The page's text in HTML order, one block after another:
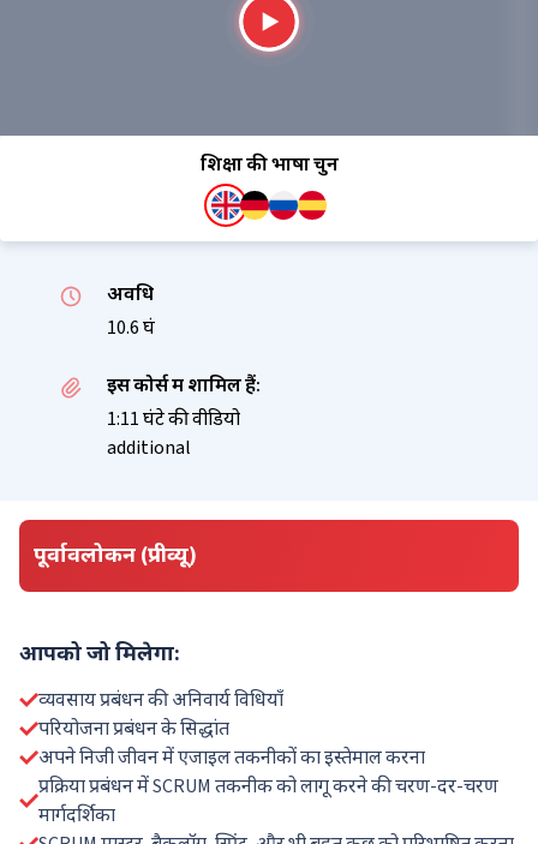
शिक्षा की भाषा चुनें
अवधि
10.6 घं
इस कोर्स में शामिल हैं:
1:11 घंटे की वीडियो
additional
पूर्वावलोकन (प्रीव्यू)
आपको जो मिलेगा:
व्यवसाय प्रबंधन की अनिवार्य विधियाँ
परियोजना प्रबंधन के सिद्धांत
अपने निजी जीवन में एजाइल तकनीकों का इस्तेमाल करना
प्रक्रिया प्रबंधन में SCRUM तकनीक को लागू करने की चरण-दर-चरण
मार्गदर्शिका